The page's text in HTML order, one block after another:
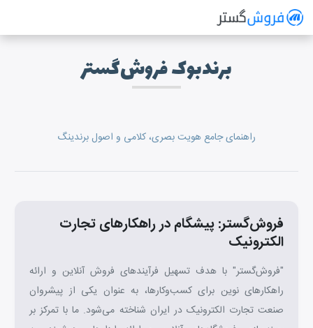
سیستم مدیریت فروش آنلاین
برندبوک فروش‌گستر
راهنمای جامع هویت بصری، کلامی و اصول برندینگ
فروش‌گستر: پیشگام در راهکارهای تجارت
الکترونیک
"فروش‌گستر" با هدف تسهیل فرآیندهای فروش آنلاین و ارائه
راهکارهای نوین برای کسب‌وکارها، به عنوان یکی از پیشروان
صنعت تجارت الکترونیک در ایران شناخته می‌شود. ما با تمرکز بر